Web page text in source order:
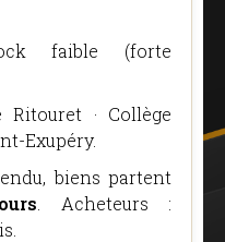
faible (forte
· Collège
Exupéry.
biens partent
. Acheteurs :